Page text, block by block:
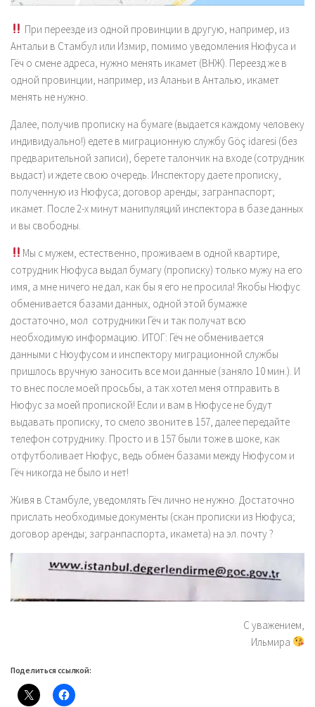
При переезде из одной провинции в другую, например, из
Антальи в Стамбул или Измир, помимо уведомления Нюфуса и
Гёч о смене адреса, нужно менять икамет (ВНЖ). Переезд же в
одной провинции, например, из Аланьи в Анталью, икамет
менять не нужно.
Далее, получив прописку на бумаге (выдается каждому человеку
индивидуально!) едете в миграционную службу Göç idaresi (без
предварительной записи), берете талончик на входе (сотрудник
выдаст) и ждете свою очередь. Инспектору даете прописку,
полученную из Нюфуса; договор аренды; загранпаспорт;
икамет. После 2-х минут манипуляций инспектора в базе данных
и вы свободны.
Мы с мужем, естественно, проживаем в одной квартире,
сотрудник Нюфуса выдал бумагу (прописку) только мужу на его
имя, а мне ничего не дал, как бы я его не просила! Якобы Нюфус
обменивается базами данных, одной этой бумажке
достаточно, мол сотрудники Гёч и так получат всю
необходимую информацию. ИТОГ: Гёч не обменивается
данными с Нюуфусом и инспектору миграционной службы
пришлось вручную заносить все мои данные (заняло 10 мин.). И
то внес после моей просьбы, а так хотел меня отправить в
Нюфус за моей пропиской! Если и вам в Нюфусе не будут
выдавать прописку, то смело звоните в 157, далее передайте
телефон сотруднику. Просто и в 157 были тоже в шоке, как
отфутболивает Нюфус, ведь обмен базами между Нюфусом и
Гёч никогда не было и нет!
Живя в Стамбуле, уведомлять Гёч лично не нужно. Достаточно
прислать необходимые документы (скан прописки из Нюфуса;
договор аренды; загранпаспорта, икамета) на эл. почту ?
С уважением,
Ильмира
Поделиться ссылкой: